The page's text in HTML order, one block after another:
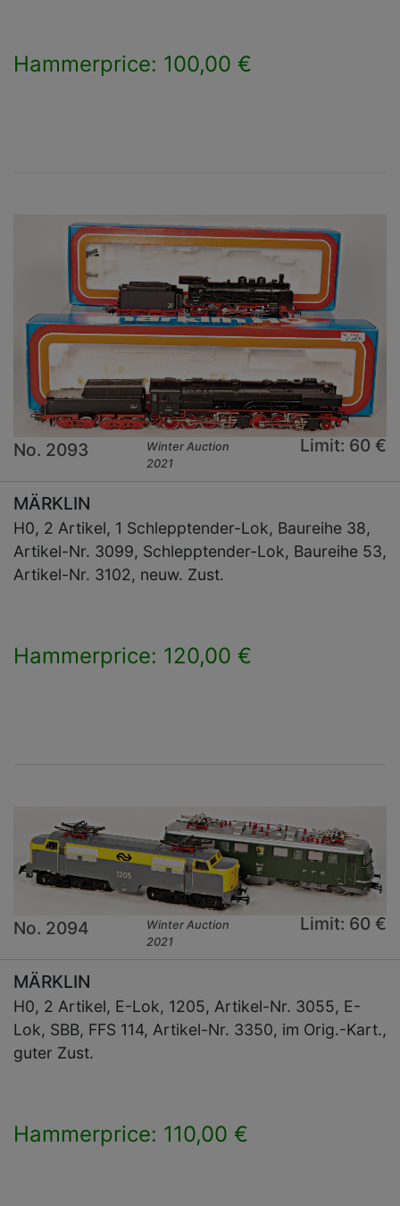
Hammerprice: 100,00 €
No. 2093
Winter Auction
2021
Limit: 60 €
MÄRKLIN
H0, 2 Artikel, 1 Schlepptender-Lok, Baureihe 38,
Artikel-Nr. 3099, Schlepptender-Lok, Baureihe 53,
Artikel-Nr. 3102, neuw. Zust.
Hammerprice: 120,00 €
No. 2094
Winter Auction
2021
Limit: 60 €
MÄRKLIN
H0, 2 Artikel, E-Lok, 1205, Artikel-Nr. 3055, E-
Lok, SBB, FFS 114, Artikel-Nr. 3350, im Orig.-Kart.,
guter Zust.
Hammerprice: 110,00 €